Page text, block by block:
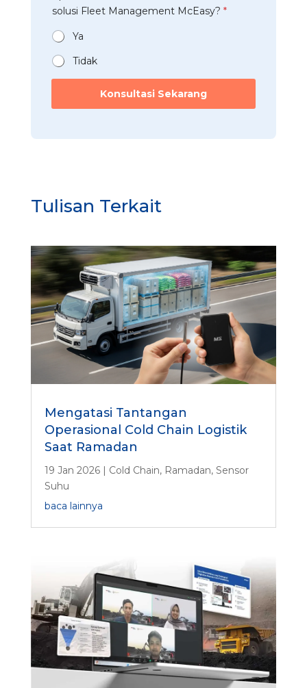
*
it
n
solusi Fleet Management McEasy? *
Ya
Tidak
*
M
Konsultasi Sekarang
Tulisan Terkait
Mengatasi Tantangan
Operasional Cold Chain Logistik
Saat Ramadan
19 Jan 2026| Cold Chain, Ramadan, Sensor
Suhu
baca lainnya